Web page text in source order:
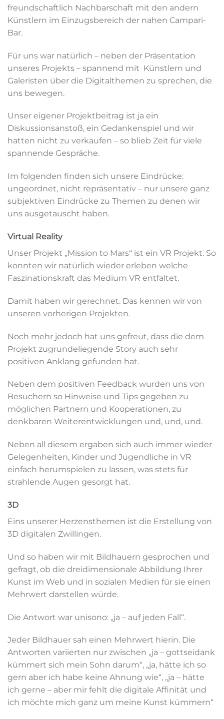
freundschaftlich Nachbarschaft mit den andern
Künstlern im Einzugsbereich der nahen Campari-
Bar.
Für uns war natürlich – neben der Präsentation
unseres Projekts – spannend mit Künstlern und
Galeristen über die Digitalthemen zu sprechen, die
uns bewegen.
Unser eigener Projektbeitrag ist ja ein
Diskussionsanstoß, ein Gedankenspiel und wir
hatten nicht zu verkaufen – so blieb Zeit für viele
spannende Gespräche.
Im folgenden finden sich unsere Eindrücke:
ungeordnet, nicht repräsentativ – nur unsere ganz
subjektiven Eindrücke zu Themen zu denen wir
uns ausgetauscht haben.
Virtual Reality
Unser Projekt „Mission to Mars“ ist ein VR Projekt. So
konnten wir natürlich wieder erleben welche
Faszinationskraft das Medium VR entfaltet.
Damit haben wir gerechnet. Das kennen wir von
unseren vorherigen Projekten.
Noch mehr jedoch hat uns gefreut, dass die dem
Projekt zugrundeliegende Story auch sehr
positiven Anklang gefunden hat.
Neben dem positiven Feedback wurden uns von
Besuchern so Hinweise und Tips gegeben zu
möglichen Partnern und Kooperationen, zu
denkbaren Weiterentwicklungen und, und, und.
Neben all diesem ergaben sich auch immer wieder
Gelegenheiten, Kinder und Jugendliche in VR
einfach herumspielen zu lassen, was stets für
strahlende Augen gesorgt hat.
3D
Eins unserer Herzensthemen ist die Erstellung von
3D digitalen Zwillingen.
Und so haben wir mit Bildhauern gesprochen und
gefragt, ob die dreidimensionale Abbildung Ihrer
Kunst im Web und in sozialen Medien für sie einen
Mehrwert darstellen würde.
Die Antwort war unisono: „ja – auf jeden Fall“.
Jeder Bildhauer sah einen Mehrwert hierin. Die
Antworten variierten nur zwischen „ja – gottseidank
kümmert sich mein Sohn darum“, „ja, hätte ich so
gern aber ich habe keine Ahnung wie“, „ja – hätte
ich gerne – aber mir fehlt die digitale Affinität und
ich möchte mich ganz um meine Kunst kümmern“